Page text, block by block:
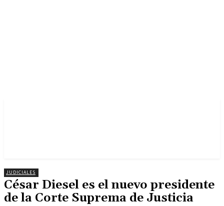
JUDICIALES
César Diesel es el nuevo presidente
de la Corte Suprema de Justicia